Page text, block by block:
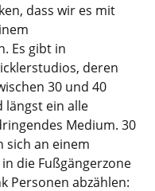
dass wir es mit
Es gibt in
deren
30 und 40
längst ein alle
Medium. 30
sich an einem
die Fußgängerzone
Personen abzählen: